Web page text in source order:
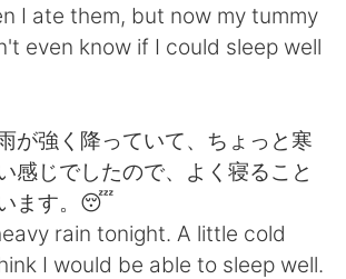
I ate them, but now my tummy
even know if I could sleep well
が強く降っていて、ちょっと寒
感じでしたので、よく寝ること
ます。😴
rain tonight. A little cold
I would be able to sleep well.